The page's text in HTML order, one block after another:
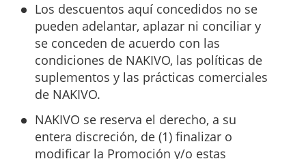
Los descuentos aquí concedidos no se
pueden adelantar, aplazar ni conciliar y
se conceden de acuerdo con las
condiciones de NAKIVO, las políticas de
suplementos y las prácticas comerciales
de NAKIVO.
NAKIVO se reserva el derecho, a su
entera discreción, de (1) finalizar o
modificar la Promoción y/o estas